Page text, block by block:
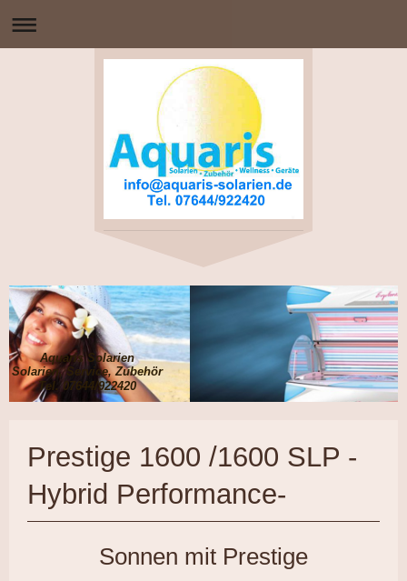
Aquaris Solarien
Solarien, Service, Zubehör
Tel. 07644/922420
Prestige 1600 /1600 SLP -
Hybrid Performance-
Sonnen mit Prestige